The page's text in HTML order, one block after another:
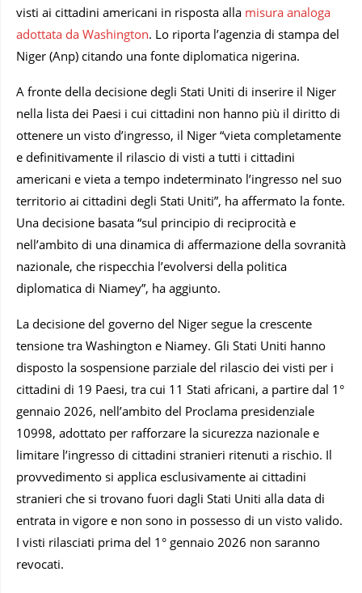
visti ai cittadini americani in risposta alla misura analoga
adottata da Washington. Lo riporta l’agenzia di stampa del
Niger (Anp) citando una fonte diplomatica nigerina.
A fronte della decisione degli Stati Uniti di inserire il Niger
nella lista dei Paesi i cui cittadini non hanno più il diritto di
ottenere un visto d’ingresso, il Niger “vieta completamente
e definitivamente il rilascio di visti a tutti i cittadini
americani e vieta a tempo indeterminato l’ingresso nel suo
territorio ai cittadini degli Stati Uniti”, ha affermato la fonte.
Una decisione basata “sul principio di reciprocità e
nell’ambito di una dinamica di affermazione della sovranità
nazionale, che rispecchia l’evolversi della politica
diplomatica di Niamey”, ha aggiunto.
La decisione del governo del Niger segue la crescente
tensione tra Washington e Niamey. Gli Stati Uniti hanno
disposto la sospensione parziale del rilascio dei visti per i
cittadini di 19 Paesi, tra cui 11 Stati africani, a partire dal 1°
gennaio 2026, nell’ambito del Proclama presidenziale
10998, adottato per rafforzare la sicurezza nazionale e
limitare l’ingresso di cittadini stranieri ritenuti a rischio. Il
provvedimento si applica esclusivamente ai cittadini
stranieri che si trovano fuori dagli Stati Uniti alla data di
entrata in vigore e non sono in possesso di un visto valido.
I visti rilasciati prima del 1° gennaio 2026 non saranno
revocati.